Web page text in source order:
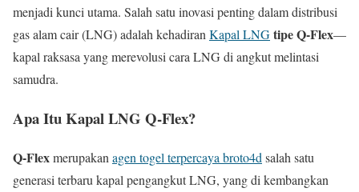
menjadi kunci utama. Salah satu inovasi penting dalam distribusi
gas alam cair (LNG) adalah kehadiranKapal LNGtipe Q-Flex—
kapal raksasa yang merevolusi cara LNG di angkut melintasi
samudra.
Apa Itu Kapal LNG Q-Flex?
Q-Flexmerupakan agen togel terpercaya broto4d salah satu
generasi terbaru kapal pengangkut LNG, yang di kembangkan